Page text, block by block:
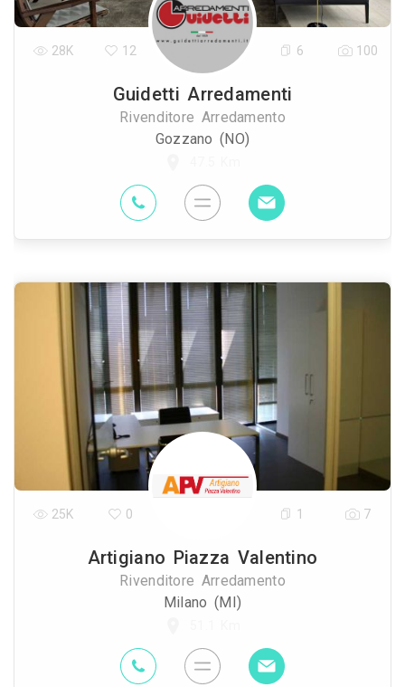
Guidetti Arredamenti
Rivenditore Arredamento
Gozzano (NO)
28K 12 6 100
Artigiano Piazza Valentino
Rivenditore Arredamento
Milano (MI)
25K 0 1 7